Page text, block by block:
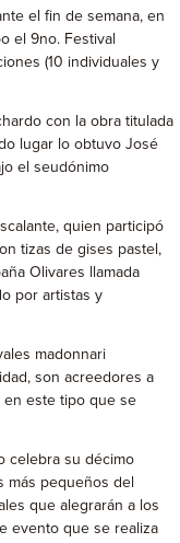
el fin de semana, en
el 9no. Festival
(10 individuales y
con la obra titulada
lugar lo obtuvo José
el seudónimo
quien participó
tizas de gises pastel,
Olivares llamada
por artistas y
madonnari
son acreedores a
en este tipo que se
celebra su décimo
más pequeños del
que alegrarán a los
evento que se realiza